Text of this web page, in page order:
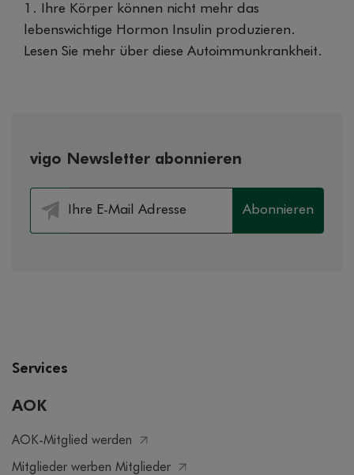
1. Ihre Körper können nicht mehr das
lebenswichtige Hormon Insulin produzieren.
Lesen Sie mehr über diese Autoimmunkrankheit.
vigo Newsletter abonnieren
Abonnieren
Services
AOK
AOK-Mitglied werden
Mitglieder werben Mitglieder